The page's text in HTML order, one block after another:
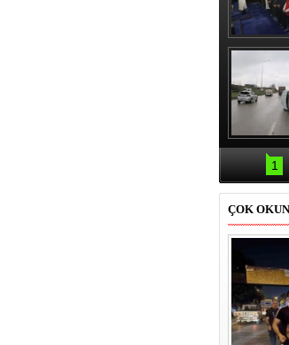
Erbaş,
Veli
teravih
1
ÇOK